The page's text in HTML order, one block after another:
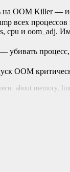
наOOM Killer —
всех
cpu и oom_adj.
— убивать
OOM
about memory,